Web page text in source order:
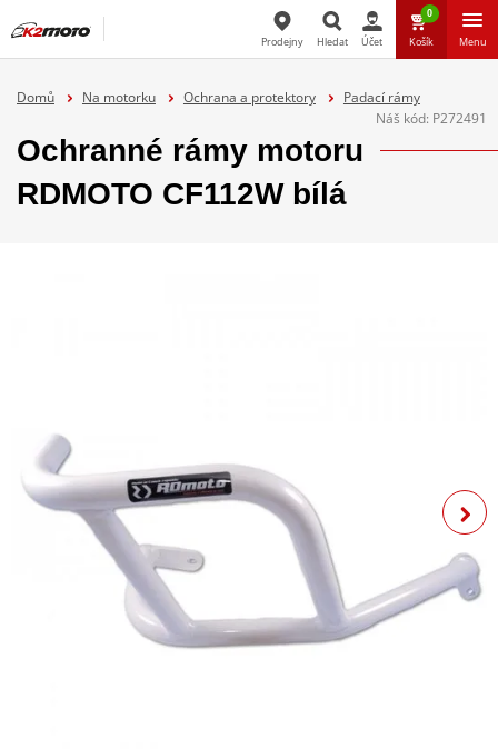
Hledat
Prodejny Hledat Účet
0
Košík Menu
Domů Na motorku Ochrana a protektory
Padací rámy
Náš kód: P272491
Ochranné rámy motoru
RDMOTO CF112W bílá